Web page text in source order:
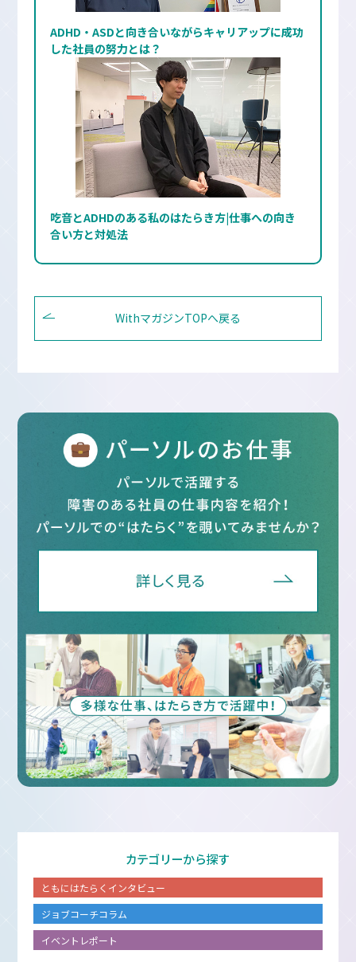
ADHD・ASDと向き合いながらキャリアップに成功
した社員の努力とは？
吃音とADHDのある私のはたらき方|仕事への向き
合い方と対処法
WithマガジンTOPへ戻る
カテゴリーから探す
ともにはたらくインタビュー
ジョブコーチコラム
イベントレポート